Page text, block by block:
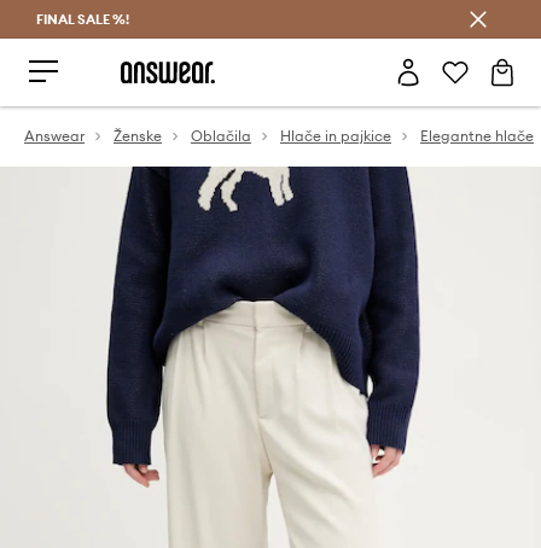
FINAL SALE %!
Answear Ženske Oblačila Hlače in pajkice Elegantne hlače